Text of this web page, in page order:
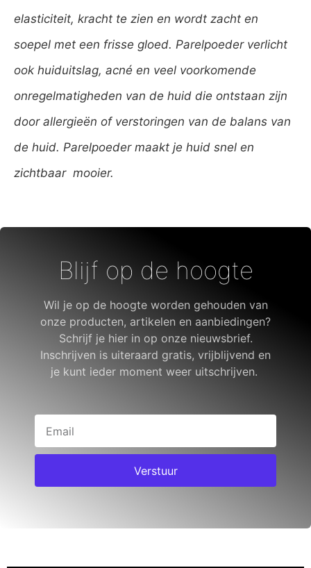
elasticiteit, kracht te zien en wordt zacht en
soepel met een frisse gloed. Parelpoeder verlicht
ook huiduitslag, acné en veel voorkomende
onregelmatigheden van de huid die ontstaan zijn
door allergieën of verstoringen van de balans van
de huid. Parelpoeder maakt je huid snel en
zichtbaar mooier.
Blijf op de hoogte
Wil je op de hoogte worden gehouden van
onze producten, artikelen en aanbiedingen?
Schrijf je hier in op onze nieuwsbrief.
Inschrijven is uiteraard gratis, vrijblijvend en
je kunt ieder moment weer uitschrijven.
Verstuur